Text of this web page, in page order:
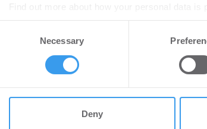
We use cookies to personalise content and
other information that you’ve provided to
Necessary
Deny
Nachwuchspreis 2026 –
bis 2. August möglich –
Verena Hubertz
Artikel Wenn noch nicht registriert, erstellen
Account, um auf die neusten ...